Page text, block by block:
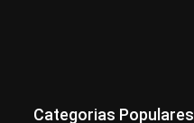
Categorias Populares